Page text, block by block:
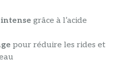
grâce à l’acide
pour réduire les rides et